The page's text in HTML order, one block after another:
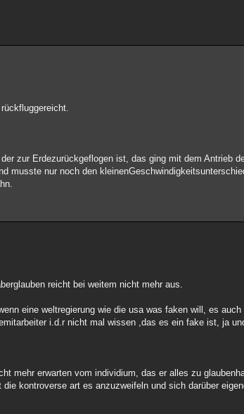
zur Erdezurückgeflogen ist, das ging mit dem Antrieb
musste nur noch den
reicht bei weitem nicht mehr aus.
eine weltregierung wie die usa was faken will, es
i.d.r nicht mal wissen ,das es ein fake ist, ja
mehr erwarten vom individium, das er alles zu
kontroverse art es anzuzweifeln und sich darüber